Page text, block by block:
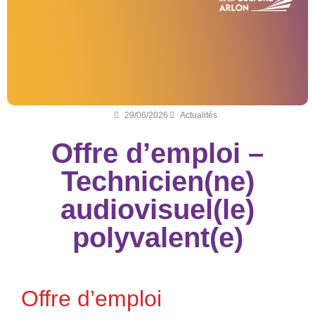
29/06/2026 Actualités
Offre d’emploi –
Technicien(ne)
audiovisuel(le)
polyvalent(e)
Offre d’emploi